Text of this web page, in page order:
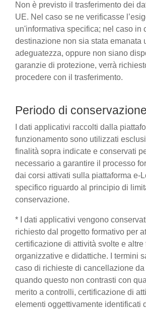
Non è previsto il trasferimento dei
UE. Nel caso se ne verificasse
un'informativa specifica; nel caso in
destinazione non sia stata emanata
adeguatezza, oppure non siano
garanzie di protezione, verrà
procedere con il trasferimento.
Periodo di
I dati applicativi raccolti dalla
funzionamento sono utilizzati
finalità sopra indicate e conservati
necessario a garantire il processo
dai corsi attivati sulla piattaforma e-
specifico riguardo al principio di
conservazione.
* I dati applicativi vengono
richiesto dal progetto formativo per
certificazione di attività svolte e altre
organizzative e didattiche. I termini
caso di richieste di cancellazione da
quando questo non contrasti con
merito a controlli, certificazione di
elementi oggettivamente identificati